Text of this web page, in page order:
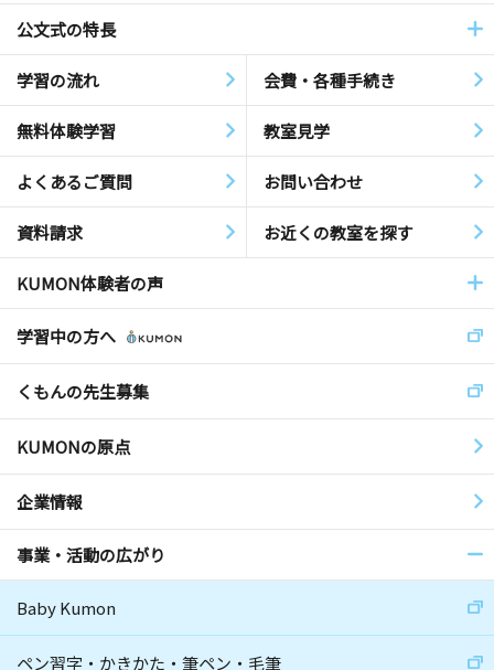
公文式の特長
学習の流れ 会費・各種手続き
無料体験学習 教室見学
よくあるご質問 お問い合わせ
資料請求 お近くの教室を探す
KUMON体験者の声
学習中の方へ
くもんの先生募集
KUMONの原点
企業情報
事業・活動の広がり
Baby Kumon
ペン習字・かきかた・筆ペン・毛筆